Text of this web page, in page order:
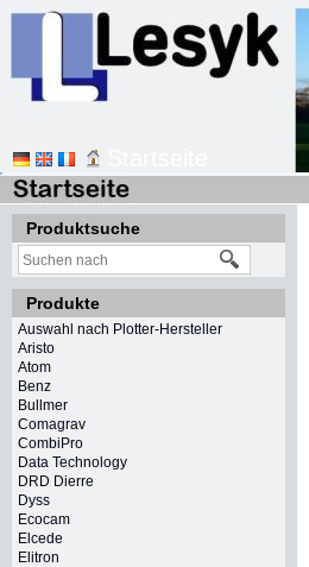
Produktsuche
Produkte
Auswahl nach Plotter-Hersteller
Aristo
Atom
Benz
Bullmer
Comagrav
CombiPro
Data Technology
DRD Dierre
Dyss
Ecocam
Elcede
Elitron